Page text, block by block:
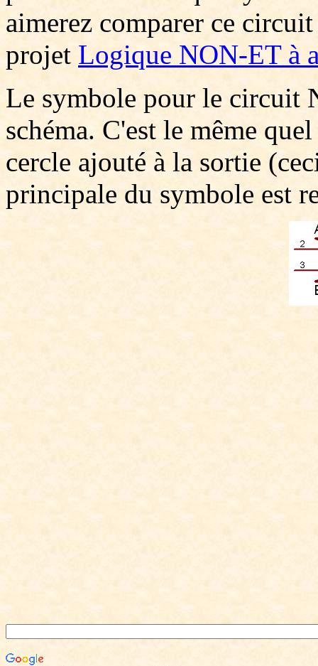
aimerez comparer ce
projet Logique NON-ET à
Le symbole pour le circuit
schéma. C'est le même
cercle ajouté à la sortie
principale du symbole est